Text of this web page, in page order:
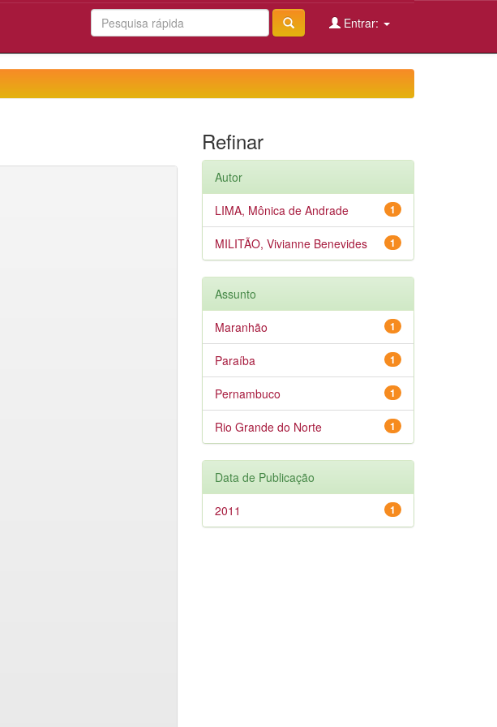
Entrar:
Refinar
Autor
1
LIMA, Mônica de Andrade
1
MILITÃO, Vivianne Benevides
Assunto
1
Maranhão
1
Paraíba
1
Pernambuco
1
Rio Grande do Norte
Data de Publicação
1
2011